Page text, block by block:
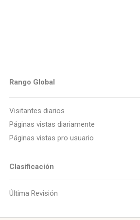
Rango Global
Visitantes diarios
Páginas vistas diariamente
Páginas vistas pro usuario
Clasificación
Última Revisión